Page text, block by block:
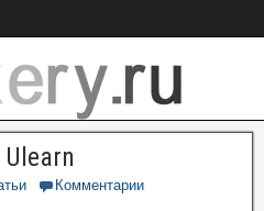
Комментарии